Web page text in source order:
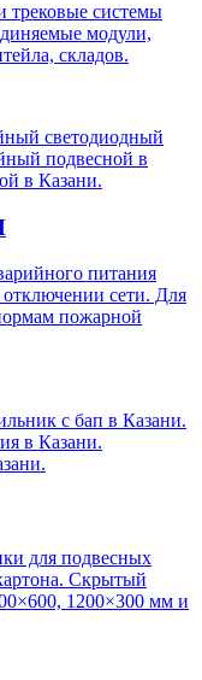
трековые системы
модули,
складов.
светодиодный
подвесной в
в Казани.
питания
сети. Для
пожарной
с бап в Казани.
в Казани.
.
для подвесных
Скрытый
1200×300 мм и